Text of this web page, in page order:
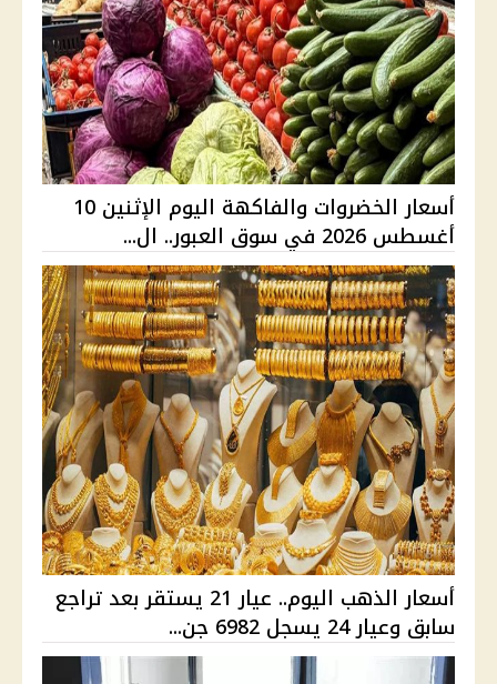
أسعار الخضروات والفاكهة اليوم الإثنين 10
أغسطس 2026 في سوق العبور.. ال...
أسعار الذهب اليوم.. عيار 21 يستقر بعد تراجع
سابق وعيار 24 يسجل 6982 جن...